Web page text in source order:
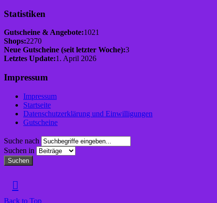
Statistiken
Gutscheine & Angebote:1021
Shops:2270
Neue Gutscheine (seit letzter Woche):3
Letztes Update:1. April 2026
Impressum
Impressum
Startseite
Datenschutzerklärung und Einwilligungen
Gutscheine
Suche nach
Suchen in
Suchen
Back to Top